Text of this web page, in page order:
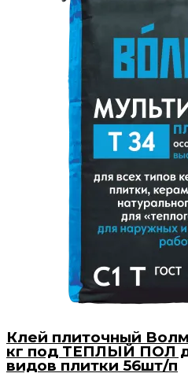
Клей плиточный
кг под ТЕПЛЫЙ ПОЛ
видов плитки 56шт/п